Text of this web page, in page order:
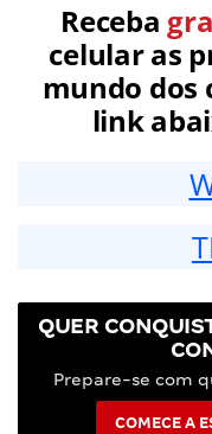
Receba
celular as
mundo dos
link
QUER
Prepare-se com
COMECE A